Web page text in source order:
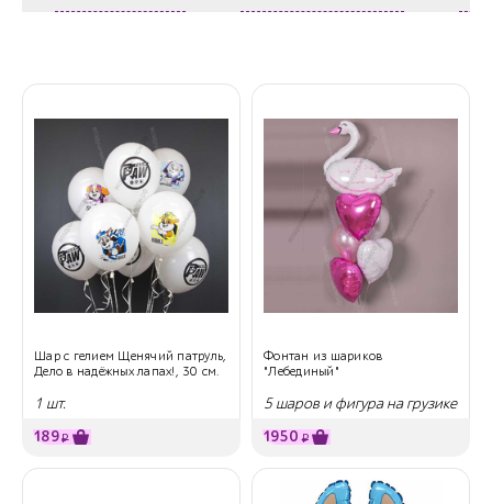
Шар с гелием Щенячий патруль,
Дело в надёжных лапах!, 30 см.
1 шт.
189₽
Фонтан из шариков
"Лебединый"
5 шаров и фигура на грузике
1950 ₽